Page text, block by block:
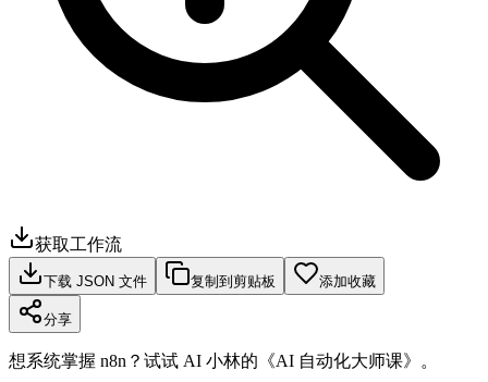
获取工作流
下载 JSON 文件 复制到剪贴板 添加收藏
分享
想系统掌握 n8n？试试 AI 小林的《AI 自动化大师课》。